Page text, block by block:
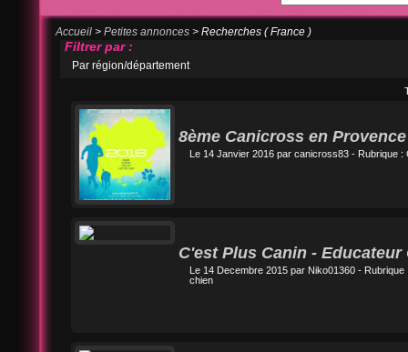
Accueil > Petites annonces > Recherches ( France )
Filtrer par :
Par région/département
8ème Canicross en
Le 14 Janvier 2016 par canicross83 - Rubrique :
C'est Plus Canin - Educateur
Le 14 Decembre 2015 par Niko01360 -
chien